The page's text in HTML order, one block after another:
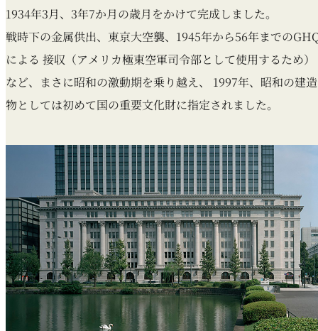
1934年3月、3年7か月の歳月をかけて完成しました。
戦時下の金属供出、東京大空襲、1945年から56年までの
による 接収（アメリカ極東空軍司令部として使用するため）
など、まさに昭和の激動期を乗り越え、
1997年、昭和の建造
物としては初めて国の重要文化財に指定されました。